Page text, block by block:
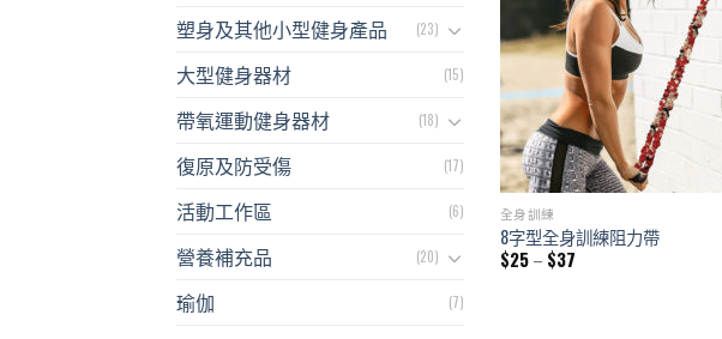
塑身及其他小型健身產品 (23)
大型健身器材 (15)
帶氧運動健身器材 (18)
復原及防受傷 (17)
活動工作區 (6)
營養補充品 (20)
瑜伽 (7)
全身訓練
8字型全身訓練阻力帶
$25 – $37Price